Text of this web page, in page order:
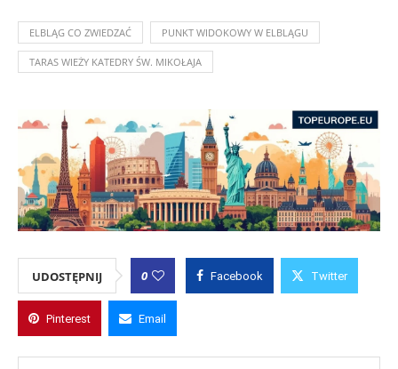
ELBLĄG CO ZWIEDZAĆ PUNKT WIDOKOWY W ELBLĄGU
TARAS WIEŻY KATEDRY ŚW. MIKOŁAJA
UDOSTĘPNIJ 0 Facebook Twitter
Pinterest Email